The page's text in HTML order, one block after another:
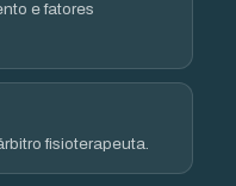
e fatores
fisioterapeuta.